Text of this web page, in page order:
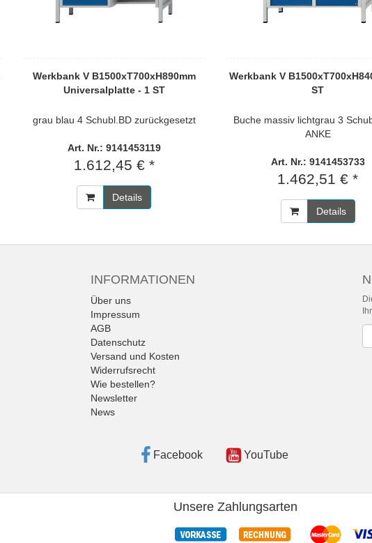
Werkbank V B1500xT700xH890mm
Universalplatte - 1 ST
grau blau 4 Schubl.BD zurückgesetzt
Art. Nr.: 9141453119
1.612,45 € *
Details
Werkbank V
ST
Buche massiv lichtgrau 3
ANKE
Art. Nr.: 9141453733
1.462,51 € *
Details
INFORMATIONEN
Über uns
Impressum
AGB
Datenschutz
Versand und Kosten
Widerrufsrecht
Wie bestellen?
Newsletter
News
Facebook YouTube
Unsere Zahlungsarten